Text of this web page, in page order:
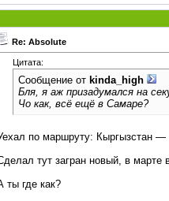
Re: Absolute
Цитата:
Сообщение от kinda_high
Бля, я аж призадумался на
Чо как, всё ещё в Самаре?
по маршруту: Кыргызстан
тут загран новый, в марте
ты где как?